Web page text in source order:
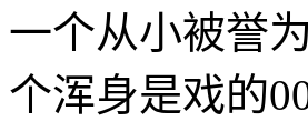
一个从小被誉
个浑身是戏的